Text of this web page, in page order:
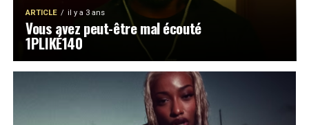
ARTICLE il y a 3 ans
Vous avez peut-être mal écouté
1PLIKÉ140